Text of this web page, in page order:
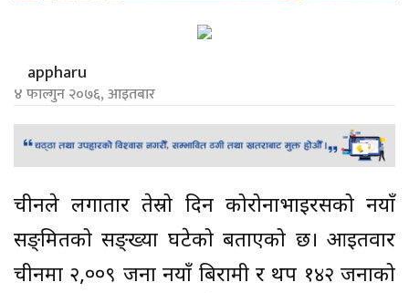
appharu
४ फाल्गुन २०७६, आइतबार
चीनले लगातार तेस्रो दिन कोरोनाभाइरसको नयाँ
सङ्क्रमितको सङ्ख्या घटेको बताएको छ। आइतवार
चीनमा २,००९ जना नयाँ बिरामी र थप १४२ जनाको